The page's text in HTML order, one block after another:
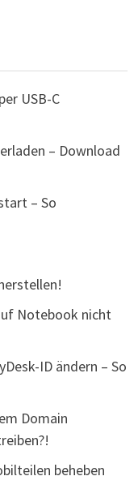
USB-C
– Download
– So
Notebook nicht
ID ändern – So
Domain
beheben